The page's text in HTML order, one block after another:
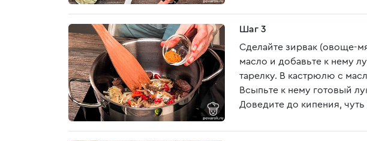
Шаг 3
Сделайте зирвак (овоще-
масло и добавьте к нему
тарелку. В кастрюлю с
Всыпьте к нему готовый
Доведите до кипения,